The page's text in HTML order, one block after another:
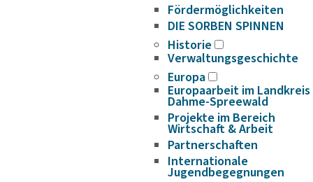
Fördermöglichkeiten
DIE SORBEN SPINNEN
Historie
Verwaltungsgeschichte
Europa
Europaarbeit im Landkreis
Dahme-Spreewald
Projekte im Bereich
Wirtschaft & Arbeit
Partnerschaften
Internationale
Jugendbegegnungen